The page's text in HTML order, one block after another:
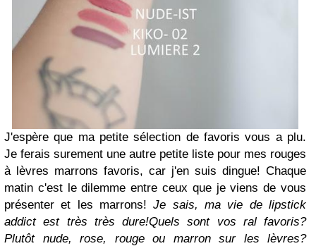
J'espère que ma petite sélection de favoris vous a plu.
Je ferais surement une autre petite liste pour mes rouges
à lèvres marrons favoris, car j'en suis dingue! Chaque
matin c'est le dilemme entre ceux que je viens de vous
présenter et les marrons!Je sais, ma vie de lipstick
addict est très très dure!Quels sont vos ral favoris?
Plutôt nude, rose, rouge ou marron sur les lèvres?